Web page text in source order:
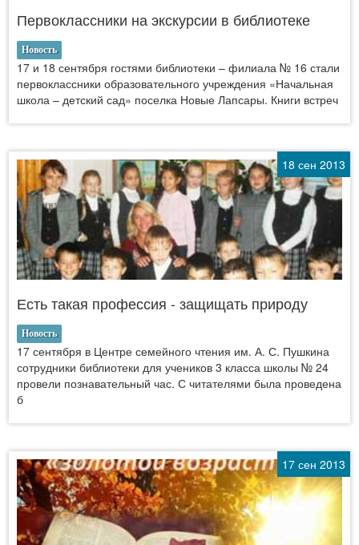
Первоклассники на экскурсии в библиотеке
Новость
17 и 18 сентября гостями библиотеки – филиала № 16 стали
первоклассники образовательного учреждения «Начальная
школа – детский сад» поселка Новые Лапсары. Книги встреч
18 сен 2013
Есть такая профессия - защищать природу
Новость
17 сентября в Центре семейного чтения им. А. С. Пушкина
сотрудники библиотеки для учеников 3 класса школы № 24
провели познавательный час. С читателями была проведена
б
17 сен 2013